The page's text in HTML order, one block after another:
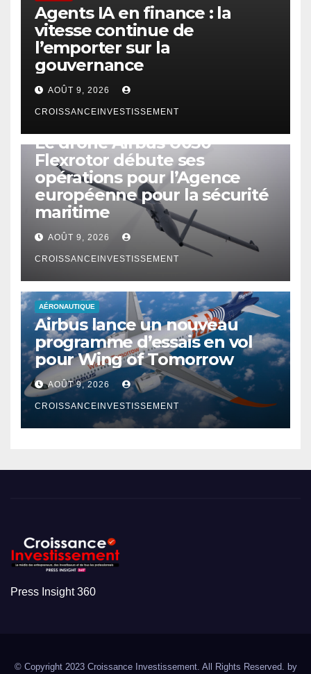
Agents IA en finance : la
vitesse continue de
l’emporter sur la
gouvernance
AOÛT 9, 2026
CROISSANCEINVESTISSEMENT
Le drone Airbus U030
Flexrotor débute ses
opérations pour l’Agence
européenne pour la sécurité
maritime
AOÛT 9, 2026
CROISSANCEINVESTISSEMENT
AÉRONAUTIQUE
Airbus lance un nouveau
programme d’essais en vol
pour Wing of Tomorrow
AOÛT 9, 2026
CROISSANCEINVESTISSEMENT
Press Insight 360
© Copyright 2023 Croissance Investissement. All Rights Reserved. by